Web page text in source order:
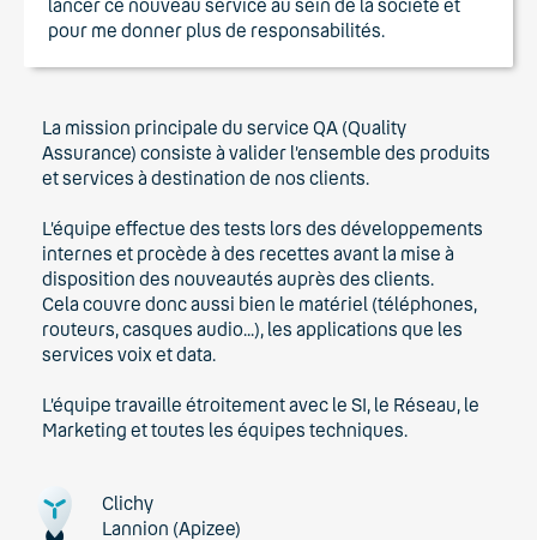
lancer ce nouveau service au sein de la société et
pour me donner plus de responsabilités.
La mission principale du service QA (Quality
Assurance) consiste à valider l’ensemble des produits
et services à destination de nos clients.
L’équipe effectue des tests lors des développements
internes et procède à des recettes avant la mise à
disposition des nouveautés auprès des clients.
Cela couvre donc aussi bien le matériel (téléphones,
routeurs, casques audio...), les applications que les
services voix et data.
L’équipe travaille étroitement avec le SI, le Réseau, le
Marketing et toutes les équipes techniques.
Clichy
Lannion (Apizee)